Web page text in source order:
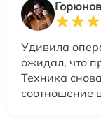
Удивила
ожидал, что
Техника
соотношение